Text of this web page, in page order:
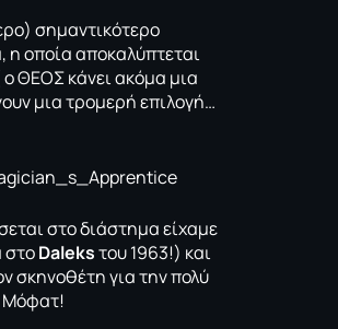
σημαντικότερο
η οποία αποκαλύπτεται
ο ΘΕΟΣ κάνει ακόμα μια
μια τρομερή επιλογή…
στο διάστημα είχαμε
στοDaleksτου 1963!) και
σκηνοθέτη για την πολύ
Μόφατ!